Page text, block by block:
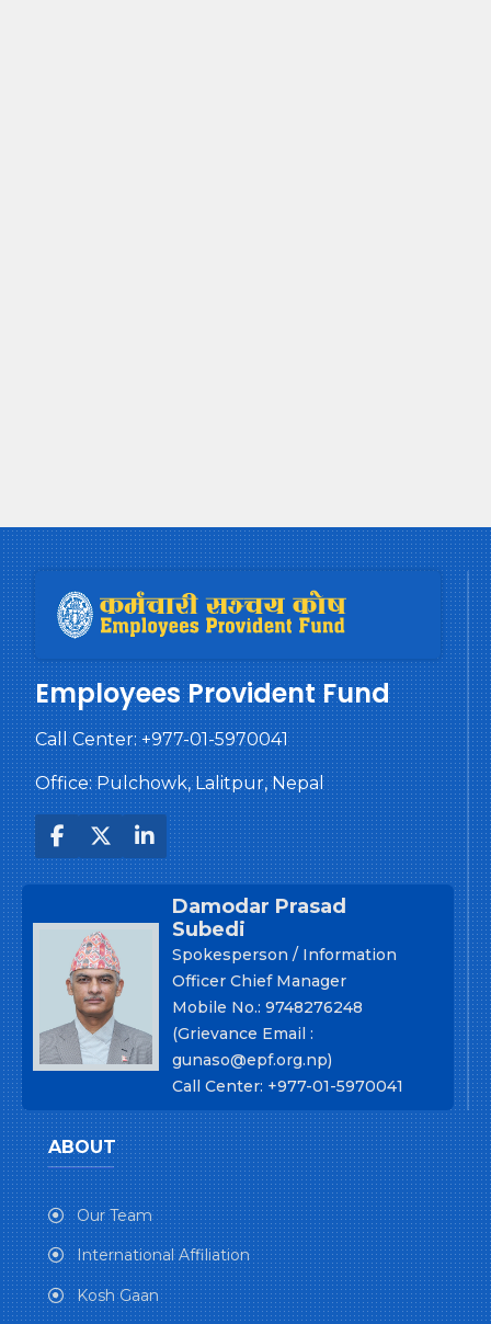
Employees Provident Fund
Call Center:+977-01-5970041
Office: Pulchowk, Lalitpur, Nepal
Damodar Prasad
Subedi
Spokesperson / Information
Officer Chief Manager
Mobile No.: 9748276248
(Grievance Email :
gunaso@epf.org.np)
Call Center: +977-01-5970041
ABOUT
Our Team
International Affiliation
Kosh Gaan